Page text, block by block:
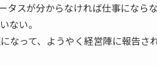
タスが分からなければ仕事になら
ない。
なって、ようやく経営陣に報告さ